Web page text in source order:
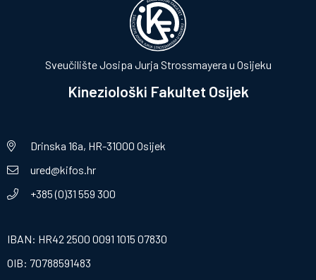
Sveučilište Josipa Jurja Strossmayera u Osijeku
Kineziološki Fakultet Osijek
Drinska 16a, HR-31000 Osijek
ured@kifos.hr
+385 (0)31 559 300
IBAN: HR42 2500 0091 1015 07830
OIB: 70788591483